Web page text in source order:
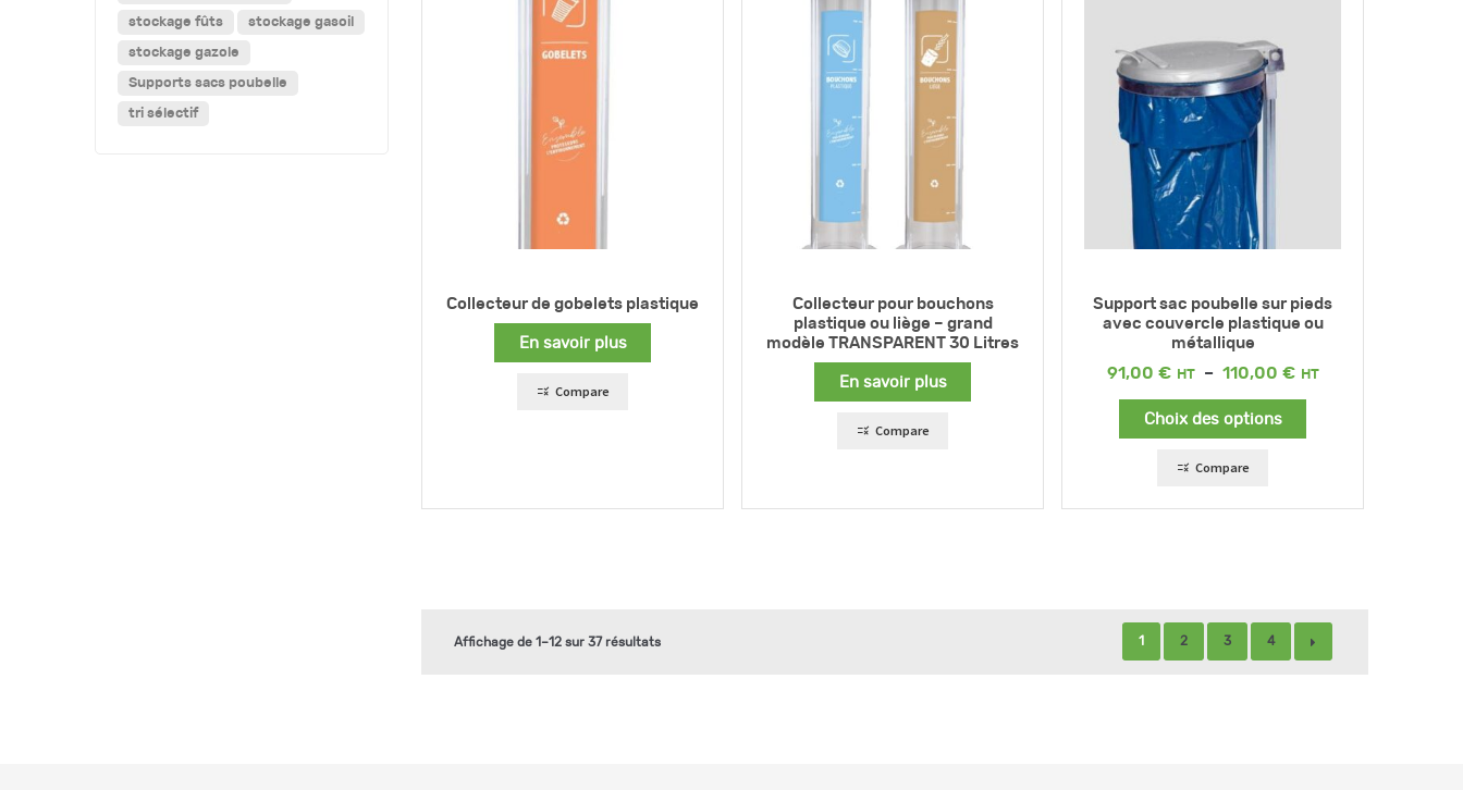
stockage fûts stockage gasoil
stockage gazole
Supports sacs poubelle
tri sélectif
Collecteur de gobelets plastique
En savoir plus
Compare
Collecteur pour bouchons
plastique ou liège – grand
modèle TRANSPARENT 30 Litres
En savoir plus
Compare
Support sac poubelle sur pieds
avec couvercle plastique ou
métallique
91,00 € – 110,00 €
Plage
Choix des options
Compare
Affichage de 1–12 sur 37 résultats 1 2 3 4